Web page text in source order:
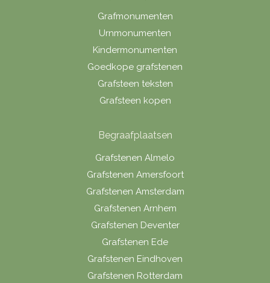
Grafmonumenten
Urnmonumenten
Kindermonumenten
Goedkope grafstenen
Grafsteen teksten
Grafsteen kopen
Begraafplaatsen
Grafstenen Almelo
Grafstenen Amersfoort
Grafstenen Amsterdam
Grafstenen Arnhem
Grafstenen Deventer
Grafstenen Ede
Grafstenen Eindhoven
Grafstenen Rotterdam